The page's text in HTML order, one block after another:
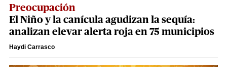
Preocupación
El Niño y la canícula agudizan la sequía:
analizan elevar alerta roja en 75 municipios
Haydi Carrasco